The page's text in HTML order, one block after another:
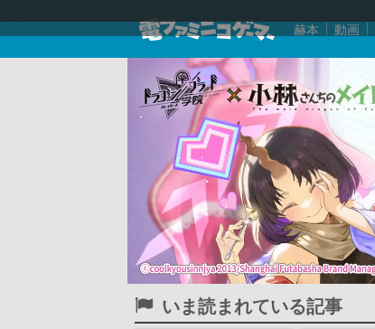
赫本 動画
いま読まれている記事